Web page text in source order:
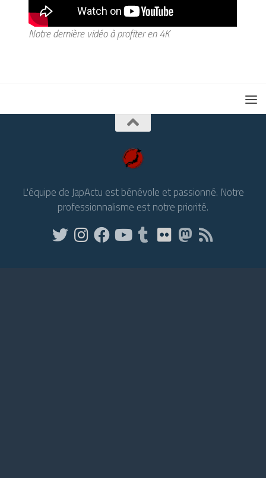
Notre dernière vidéo à profiter en 4K
L'équipe de JapActu est bénévole et passionné. Notre
professionnalisme est notre priorité.